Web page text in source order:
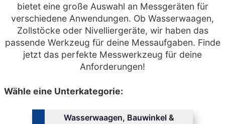
bietet eine große Auswahl an Messgeräten für
verschiedene Anwendungen. Ob Wasserwaagen,
Zollstöcke oder Nivelliergeräte, wir haben das
passende Werkzeug für deine Messaufgaben. Finde
jetzt das perfekte Messwerkzeug für deine
Anforderungen!
Wähle eine Unterkategorie:
Wasserwaagen, Bauwinkel &